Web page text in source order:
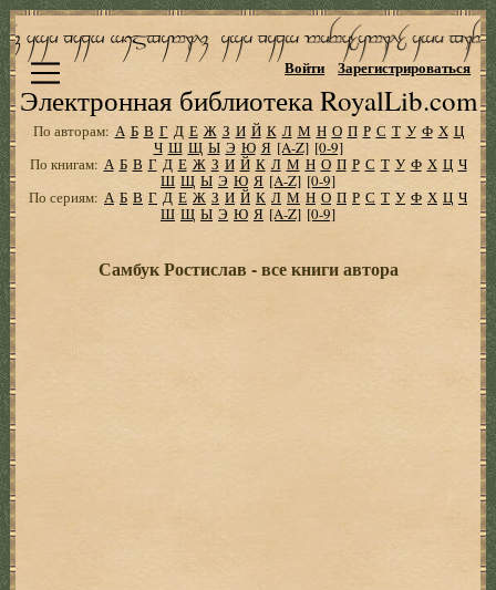
Электронная библиотека RoyalLib.com
Войти Зарегистрироваться
По авторам: А Б В Г Д Е Ж З И Й К Л М Н О П Р С Т У Ф Х Ц
Ч Ш Щ Ы Э Ю Я [A-Z] [0-9]
По книгам: А Б В Г Д Е Ж З И Й К Л М Н О П Р С Т У Ф Х Ц Ч
Ш Щ Ы Э Ю Я [A-Z] [0-9]
По сериям: А Б В Г Д Е Ж З И Й К Л М Н О П Р С Т У Ф Х Ц Ч
Ш Щ Ы Э Ю Я [A-Z] [0-9]
Самбук Ростислав - все книги автора